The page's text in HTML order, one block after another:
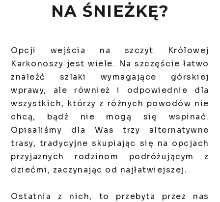
NA ŚNIEŻKĘ?
Opcji wejścia na szczyt Królowej
Karkonoszy jest wiele. Na szczęście łatwo
znaleźć szlaki wymagające górskiej
wprawy, ale również i odpowiednie dla
wszystkich, którzy z różnych powodów nie
chcą, bądź nie mogą się wspinać.
Opisaliśmy dla Was trzy alternatywne
trasy, tradycyjne skupiając się na opcjach
przyjaznych rodzinom podróżującym z
dziećmi, zaczynając od najłatwiejszej.
Ostatnia z nich, to przebyta przez nas